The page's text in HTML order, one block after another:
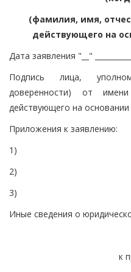
(фамилия, имя,
действующего на
Дата заявления "__"
Подпись лица,
доверенности) от
действующего на основании
Приложения к заявлению:
1)
2)
3)
Иные сведения о
к